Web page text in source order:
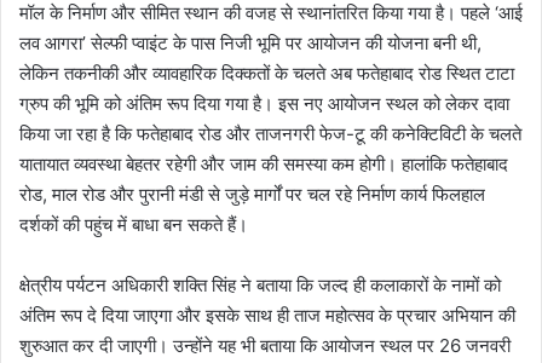
मॉल के निर्माण और सीमित स्थान की वजह से स्थानांतरित किया गया है। पहले ‘आई
लव आगरा’ सेल्फी प्वाइंट के पास निजी भूमि पर आयोजन की योजना बनी थी,
लेकिन तकनीकी और व्यावहारिक दिक्कतों के चलते अब फतेहाबाद रोड स्थित टाटा
ग्रुप की भूमि को अंतिम रूप दिया गया है। इस नए आयोजन स्थल को लेकर दावा
किया जा रहा है कि फतेहाबाद रोड और ताजनगरी फेज-टू की कनेक्टिविटी के चलते
यातायात व्यवस्था बेहतर रहेगी और जाम की समस्या कम होगी। हालांकि फतेहाबाद
रोड, माल रोड और पुरानी मंडी से जुड़े मार्गों पर चल रहे निर्माण कार्य फिलहाल
दर्शकों की पहुंच में बाधा बन सकते हैं।
क्षेत्रीय पर्यटन अधिकारी शक्ति सिंह ने बताया कि जल्द ही कलाकारों के नामों को
अंतिम रूप दे दिया जाएगा और इसके साथ ही ताज महोत्सव के प्रचार अभियान की
शुरुआत कर दी जाएगी। उन्होंने यह भी बताया कि आयोजन स्थल पर 26 जनवरी